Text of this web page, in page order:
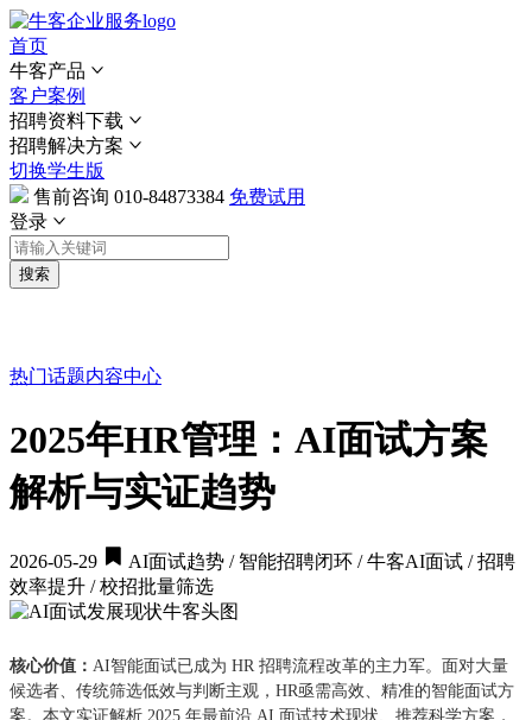
首页
牛客产品
客户案例
招聘资料下载
招聘解决方案
切换学生版
售前咨询 010-84873384 免费试用
登录
搜索
热门话题内容中心
2025年HR管理：AI面试方案
解析与实证趋势
2026-05-29
AI面试趋势 / 智能招聘闭环 / 牛客AI面试 / 招聘
效率提升 / 校招批量筛选
核心价值： AI智能面试已成为 HR 招聘流程改革的主力军。面对大量
候选者、传统筛选低效与判断主观，HR亟需高效、精准的智能面试方
案。本文实证解析 2025 年最前沿 AI 面试技术现状、推荐科学方案，